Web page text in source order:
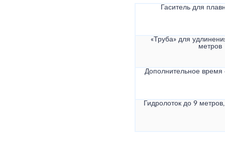
Гаситель для
«Труба» для
метров
Дополнительное
Гидролоток до 9